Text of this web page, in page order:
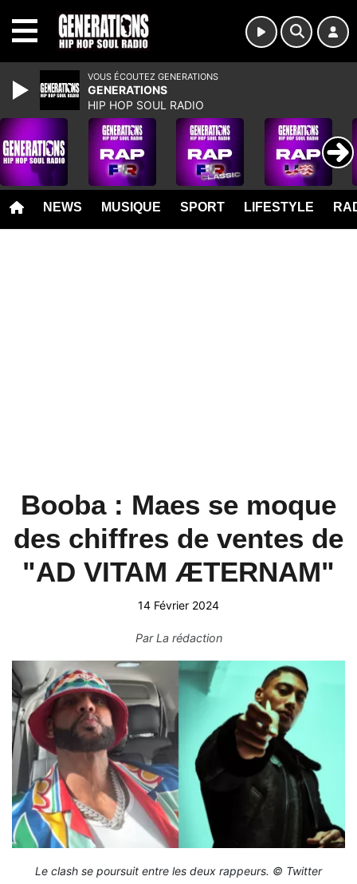
NEWS MUSIQUE SPORT LIFESTYLE
Booba : Maes se moque
des chiffres de ventes de
"AD VITAM ÆTERNAM"
14 Février 2024
ParLa rédaction
Le clash se poursuit entre les deux rappeurs. © Twitter
VOUS ÉCOUTEZ GENERATIONS
GENERATIONS
HIP HOP SOUL RADIO